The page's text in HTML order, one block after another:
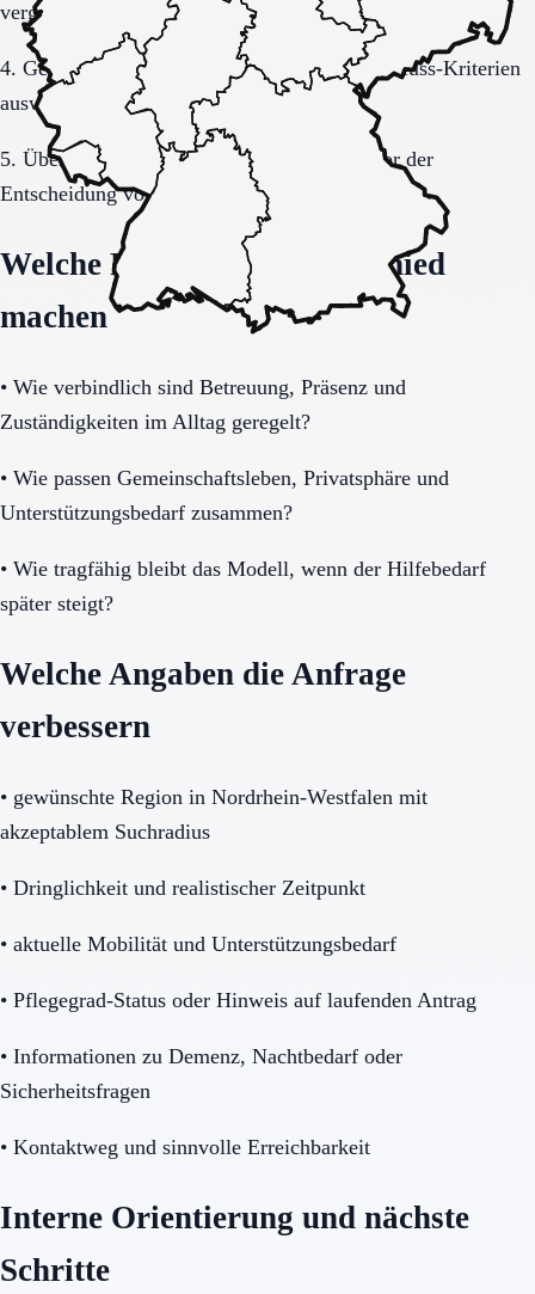
vergleichbar bleiben.
4. Gespräche und Besichtigungen mit festen Muss-Kriterien
auswerten.
5. Übergang, Kommunikation und Kosten vor der
Entscheidung vollständig klären.
Welche Fragen den Unterschied
machen
• Wie verbindlich sind Betreuung, Präsenz und
Zuständigkeiten im Alltag geregelt?
• Wie passen Gemeinschaftsleben, Privatsphäre und
Unterstützungsbedarf zusammen?
• Wie tragfähig bleibt das Modell, wenn der Hilfebedarf
später steigt?
Welche Angaben die Anfrage
verbessern
• gewünschte Region in Nordrhein-Westfalen mit
akzeptablem Suchradius
• Dringlichkeit und realistischer Zeitpunkt
• aktuelle Mobilität und Unterstützungsbedarf
• Pflegegrad-Status oder Hinweis auf laufenden Antrag
• Informationen zu Demenz, Nachtbedarf oder
Sicherheitsfragen
• Kontaktweg und sinnvolle Erreichbarkeit
Interne Orientierung und nächste
Schritte